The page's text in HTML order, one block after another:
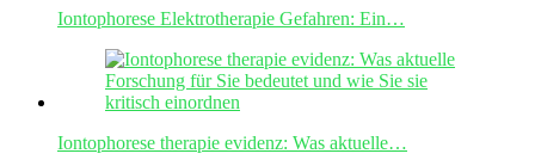
Iontophorese Elektrotherapie Gefahren: Ein…
Iontophorese therapie evidenz: Was aktuelle…